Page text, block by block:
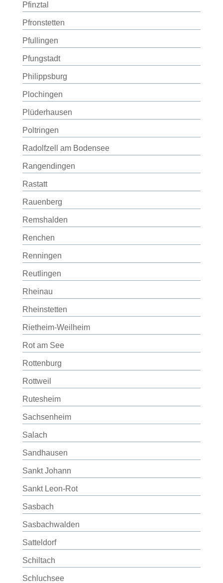
Pfinztal
Pfronstetten
Pfullingen
Pfungstadt
Philippsburg
Plochingen
Plüderhausen
Poltringen
Radolfzell am Bodensee
Rangendingen
Rastatt
Rauenberg
Remshalden
Renchen
Renningen
Reutlingen
Rheinau
Rheinstetten
Rietheim-Weilheim
Rot am See
Rottenburg
Rottweil
Rutesheim
Sachsenheim
Salach
Sandhausen
Sankt Johann
Sankt Leon-Rot
Sasbach
Sasbachwalden
Satteldorf
Schiltach
Schluchsee